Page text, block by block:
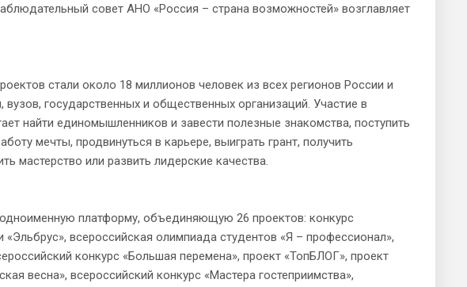
совет АНО «Россия – страна возможностей» возглавляет
стали около 18 миллионов человек из всех регионов России и
государственных и общественных организаций. Участие в
найти единомышленников и завести полезные знакомства, поступить
мечты, продвинуться в карьере, выиграть грант, получить
мастерство или развить лидерские качества.
платформу, объединяющую 26 проектов: конкурс
всероссийская олимпиада студентов «Я – профессионал»,
конкурс «Большая перемена», проект «ТопБЛОГ», проект
весна», всероссийский конкурс «Мастера гостеприимства»,